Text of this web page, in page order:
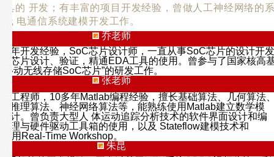
具的 开发；有丰富的项目开发经验，曾做人工神经网络的
电通信系统建模开发工作。
乔老师
年开发经验，SoC芯片设计师，一直从事SoC芯片的设计开发
芯片设计、验证，精通EDA工具的使用。曾参与了国家核高
移动无线存储SoC芯片”的研发工作。
张老师
工程师，10多年Matlab编程经验，擅长基础算法、几何算法
推理算法、神经网络算法等，能熟练使用Matlab建立数学模
计。曾负责大型人 体运动追踪分析技术的软件界面设计和编
理与硬件驱动工具箱的使用，以及 Stateflow建模技术和
用Real-Time Workshop。
朱昆